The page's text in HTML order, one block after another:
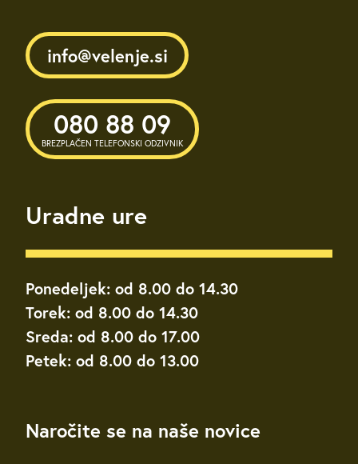
info@velenje.si
080 88 09
BREZPLAČEN TELEFONSKI ODZIVNIK
Uradne ure
Ponedeljek: od 8.00 do 14.30
Torek: od 8.00 do 14.30
Sreda: od 8.00 do 17.00
Petek: od 8.00 do 13.00
Naročite se na naše novice